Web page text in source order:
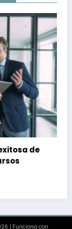
de
| Funciona con